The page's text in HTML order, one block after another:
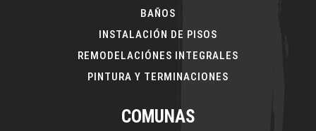
BAÑOS
INSTALACIÓN DE PISOS
REMODELACIÓNES INTEGRALES
PINTURA Y TERMINACIONES
COMUNAS